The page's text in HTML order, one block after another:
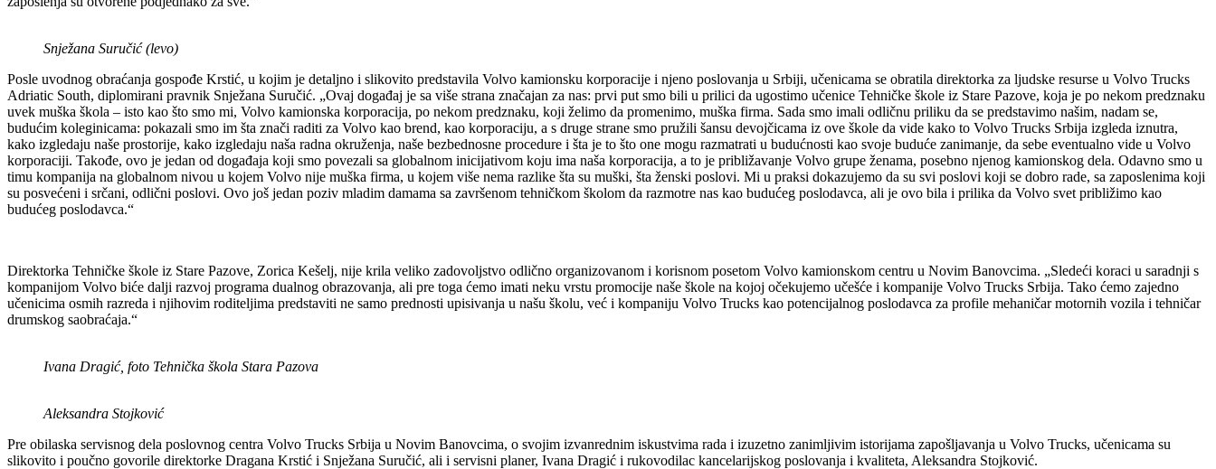
Snježana Suručić (levo)
Posle uvodnog obraćanja gospođe Krstić, u kojim je detaljno i slikovito predstavila Volvo kamionsku korporacije i njeno poslovanja u Srbiji, učenicama se obratila direktorka za ljudske resurse u Volvo Trucks
Adriatic South, diplomirani pravnik Snježana Suručić. „Ovaj događaj je sa više strana značajan za nas: prvi put smo bili u prilici da ugostimo učenice Tehničke škole iz Stare Pazove, koja je po nekom predznaku
uvek muška škola – isto kao što smo mi, Volvo kamionska korporacija, po nekom predznaku, koji želimo da promenimo, muška firma. Sada smo imali odličnu priliku da se predstavimo našim, nadam se,
budućim koleginicama: pokazali smo im šta znači raditi za Volvo kao brend, kao korporaciju, a s druge strane smo pružili šansu devojčicama iz ove škole da vide kako to Volvo Trucks Srbija izgleda iznutra,
kako izgledaju naše prostorije, kako izgledaju naša radna okruženja, naše bezbednosne procedure i šta je to što one mogu razmatrati u budućnosti kao svoje buduće zanimanje, da sebe eventualno vide u Volvo
korporaciji. Takođe, ovo je jedan od događaja koji smo povezali sa globalnom inicijativom koju ima naša korporacija, a to je približavanje Volvo grupe ženama, posebno njenog kamionskog dela. Odavno smo u
timu kompanija na globalnom nivou u kojem Volvo nije muška firma, u kojem više nema razlike šta su muški, šta ženski poslovi. Mi u praksi dokazujemo da su svi poslovi koji se dobro rade, sa zaposlenima koji
su posvećeni i srčani, odlični poslovi. Ovo još jedan poziv mladim damama sa završenom tehničkom školom da razmotre nas kao budućeg poslodavca, ali je ovo bila i prilika da Volvo svet približimo kao
budućeg poslodavca.“
Direktorka Tehničke škole iz Stare Pazove, Zorica Kešelj, nije krila veliko zadovoljstvo odlično organizovanom i korisnom posetom Volvo kamionskom centru u Novim Banovcima. „Sledeći koraci u saradnji s
kompanijom Volvo biće dalji razvoj programa dualnog obrazovanja, ali pre toga ćemo imati neku vrstu promocije naše škole na kojoj očekujemo učešće i kompanije Volvo Trucks Srbija. Tako ćemo zajedno
učenicima osmih razreda i njihovim roditeljima predstaviti ne samo prednosti upisivanja u našu školu, već i kompaniju Volvo Trucks kao potencijalnog poslodavca za profile mehaničar motornih vozila i tehničar
drumskog saobraćaja.“
Ivana Dragić, foto Tehnička škola Stara Pazova
Aleksandra Stojković
Pre obilaska servisnog dela poslovnog centra Volvo Trucks Srbija u Novim Banovcima, o svojim izvanrednim iskustvima rada i izuzetno zanimljivim istorijama zapošljavanja u Volvo Trucks, učenicama su
slikovito i poučno govorile direktorke Dragana Krstić i Snježana Suručić, ali i servisni planer, Ivana Dragić i rukovodilac kancelarijskog poslovanja i kvaliteta, Aleksandra Stojković.